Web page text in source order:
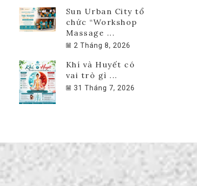
Sun Urban City tổ
chức “Workshop
Massage ...
2 Tháng 8, 2026
Khí và Huyết có
vai trò gì ...
31 Tháng 7, 2026